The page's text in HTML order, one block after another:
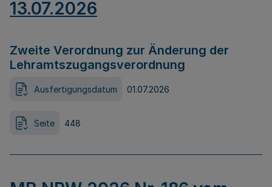
13.07.2026
Zweite Verordnung zur Änderung der
Lehramtszugangsverordnung
Ausfertigungsdatum 01.07.2026
Seite 448